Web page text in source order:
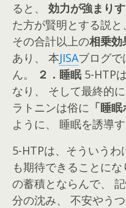
ると、 効力が強まり
た方が賢明とする説と
その合計以上の相乗効
あり、 本JISAブログで
ん。
２．睡眠5-HTP
なり、 そして最終的
ラトニンは俗に 「睡
ように、 睡眠を誘導す
5-HTPは、そういうわ
も期待できることにな
の蓄積とならんで、
分の沈み、 不安やう